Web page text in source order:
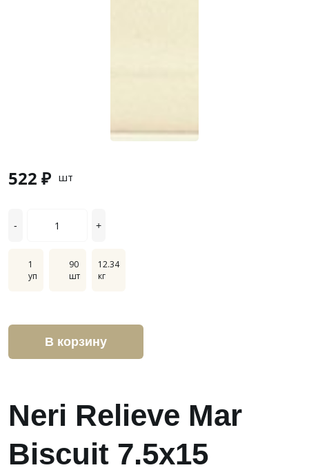
Neri Relieve Mar
Biscuit 7.5x15
522 ₽ шт
- +
1
уп
90
шт
12.34
кг
В корзину